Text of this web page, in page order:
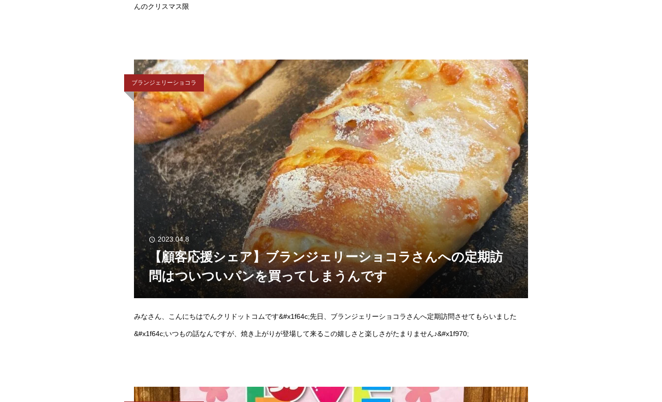
んのクリスマス限
ブランジェリーショコラ
2023.04.8
【顧客応援シェア】ブランジェリーショコラさんへの定期訪
問はついついパンを買ってしまうんです
みなさん、こんにちはでんクリドットコムです&#x1f64c;先日、ブランジェリーショコラさんへ定期訪問させてもらいました
&#x1f64c;いつもの話なんですが、焼き上がりが登場して来るこの嬉しさと楽しさがたまりません♪&#x1f970;